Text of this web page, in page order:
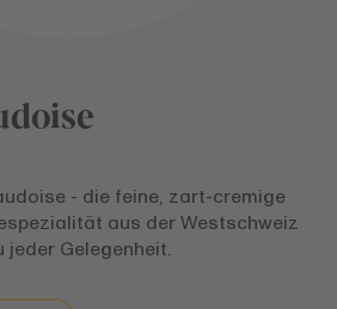
- die feine, zart-cremige
aus der Westschweiz
jeder Gelegenheit.